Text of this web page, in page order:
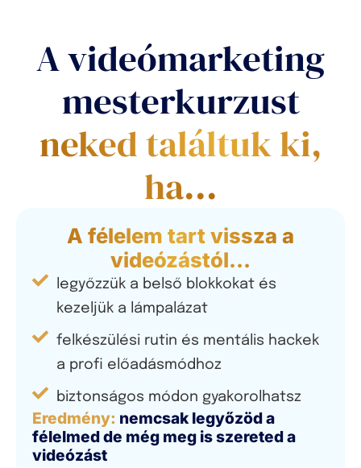
A videómarketing
mesterkurzust
neked találtuk ki,
ha...
A félelem tart vissza a
videózástól…
legyőzzük a belső blokkokat és
kezeljük a lámpalázat
felkészülési rutin és mentális hackek
a profi előadásmódhoz
biztonságos módon gyakorolhatsz
Eredmény: nemcsak legyőzöd a
félelmed de még meg is szereted a
videózást